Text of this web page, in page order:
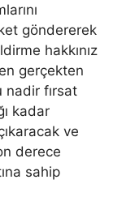
göndererek
hakkınız
gerçekten
nadir fırsat
kadar
ve
derece
sahip